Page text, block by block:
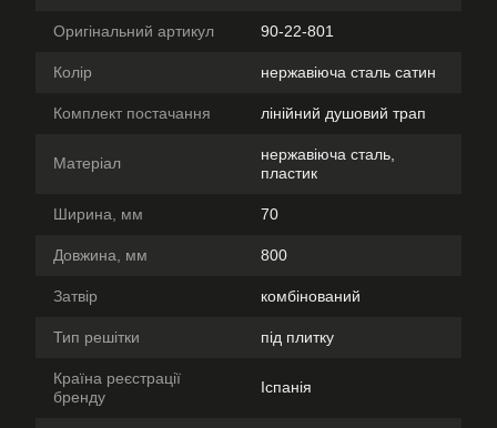
Оригінальний артикул 90-22-801
Колір нержавіюча сталь сатин
Комплект постачання лінійний душовий трап
Матеріал
нержавіюча сталь,
пластик
Ширина, мм 70
Довжина, мм 800
Затвір комбінований
Тип решітки під плитку
Країна реєстрації
бренду
Іспанія